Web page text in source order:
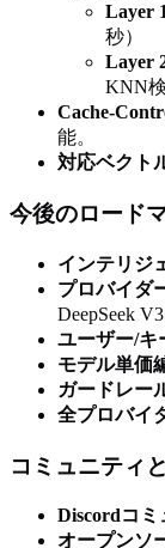
Layer
秒）
Layer
KNN
Cache-
能。
対応ベクト
今後のロード
インテリジ
プロバイダ
DeepSeek V3
ユーザー/キ
モデル単価
ガードレー
全プロバイ
コミュニティ
Discordコミ
オープンソ